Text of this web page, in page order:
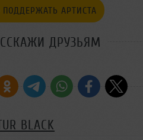
ПОДДЕРЖАТЬ АРТИСТА
ДРУЗЬЯМ
BLACK